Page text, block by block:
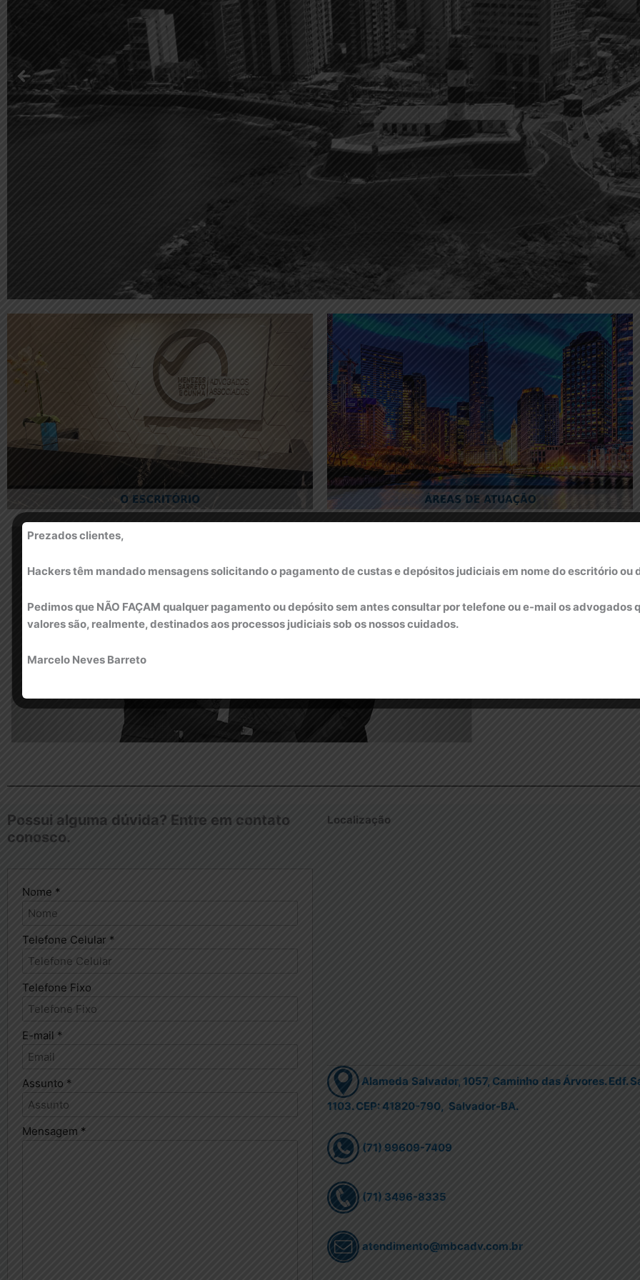
em 12 de março de 2001, é
MARCELO NEVES BARRETO
Para atender
conta
Possui alguma dúvida? Entre em contato
conosco.
Nome *
Telefone Celular *
Telefone Fixo
E-mail *
Assunto *
Mensagem *
Localização
Alameda Salvador, 1057, Caminho das Árvores. Edf.
1103. CEP: 41820-790, Salvador-BA.
(71) 99609-7409
(71) 3496-8335
atendimento@mbcadv.com.br
Prezados clientes,
Hackers têm mandado mensagens solicitando o pagamento de custas e depósitos judiciais em nome do escritório ou
Pedimos que NÃO FAÇAM qualquer pagamento ou depósito sem antes consultar por telefone ou e-mail os
valores são, realmente, destinados aos processos judiciais sob os nossos cuidados.
Marcelo Neves Barreto